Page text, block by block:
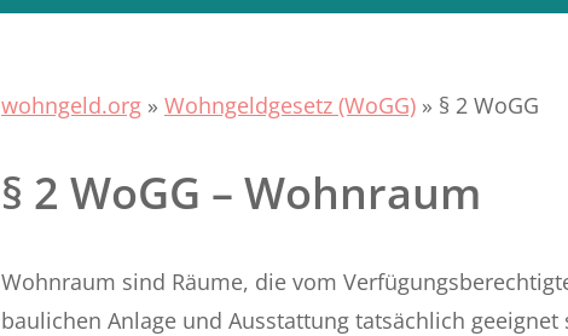
wohngeld.org » Wohngeldgesetz (WoGG) » § 2 WoGG
§ 2 WoGG – Wohnraum
Wohnraum sind Räume, die vom
baulichen Anlage und Ausstattung tatsächlich geeignet